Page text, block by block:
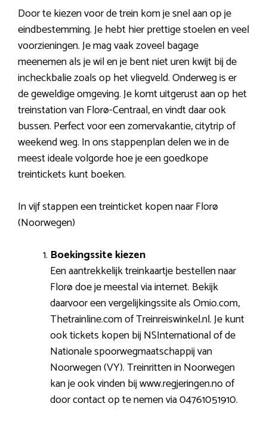
Door te kiezen voor de trein kom je snel aan op je
eindbestemming. Je hebt hier prettige stoelen en veel
voorzieningen. Je mag vaak zoveel bagage
meenemen als je wil en je bent niet uren kwijt bij de
incheckbalie zoals op het vliegveld. Onderweg is er
de geweldige omgeving. Je komt uitgerust aan op het
treinstation van Florø-Centraal, en vindt daar ook
bussen. Perfect voor een zomervakantie, citytrip of
weekend weg. In ons stappenplan delen we in de
meest ideale volgorde hoe je een goedkope
treintickets kunt boeken.
In vijf stappen een treinticket kopen naar Florø
(Noorwegen)
Boekingssite kiezen
Een aantrekkelijk treinkaartje bestellen naar
Florø doe je meestal via internet. Bekijk
daarvoor een vergelijkingssite als Omio.com,
Thetrainline.com of Treinreiswinkel.nl. Je kunt
ook tickets kopen bij NSInternational of de
Nationale spoorwegmaatschappij van
Noorwegen (VY). Treinritten in Noorwegen
kan je ook vinden bij www.regjeringen.no of
door contact op te nemen via 04761051910.